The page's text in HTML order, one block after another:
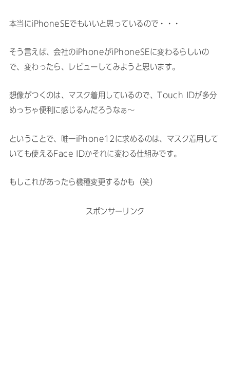
本当にiPhoneSEでもいいと思っているので・・・
そう言えば、会社のiPhoneがiPhoneSEに変わるらしいの
で、変わったら、レビューしてみようと思います。
想像がつくのは、マスク着用しているので、Touch IDが多分
めっちゃ便利に感じるんだろうなぁ〜
ということで、唯一iPhone12に求めるのは、マスク着用して
いても使えるFace IDかそれに変わる仕組みです。
もしこれがあったら機種変更するかも（笑）
スポンサーリンク